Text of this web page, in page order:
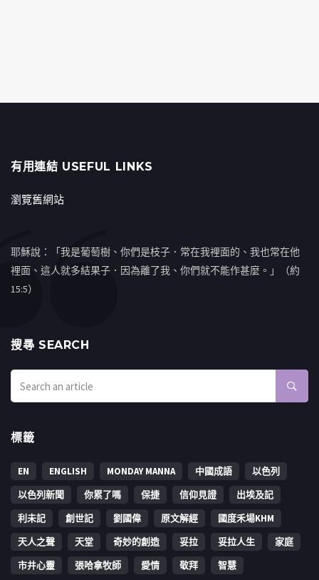
有用連結 USEFUL LINKS
瀏覽舊網站
耶穌說：「我是葡萄樹、你們是枝子．常在我裡面的、我也常在他
裡面、這人就多結果子．因為離了我、你們就不能作甚麼。」（約
15:5）
搜㝷 SEARCH
標籤
EN ENGLISH MONDAY MANNA 中國成語
以色列
以色列新聞
你累了嗎 保捷 信仰見證
出埃及記
利未記
創世記 劉國偉 原文解經
國度禾場KHM
天人之聲
天堂 奇妙的創造 妥拉 妥拉人生
家庭
市井心靈
張哈拿牧師 愛情 敬拜 智慧